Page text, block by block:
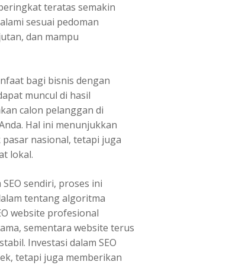
teratas semakin
sesuai pedoman
dan mampu
bagi bisnis dengan
muncul di hasil
calon pelanggan di
Hal ini menunjukkan
nasional, tetapi juga
lokal.
sendiri, proses ini
tentang algoritma
website profesional
sementara website terus
Investasi dalam SEO
tetapi juga memberikan